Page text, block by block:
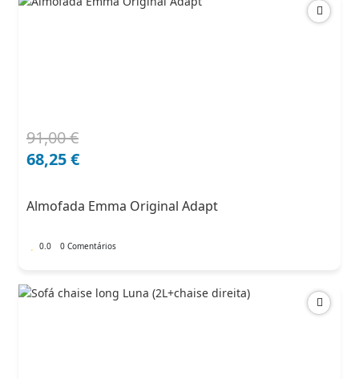
91,00€
O
preço
91,00 €.
68,25€
O
preço
68,25 €.
Almofada Emma Original Adapt
0.0 0 Comentários